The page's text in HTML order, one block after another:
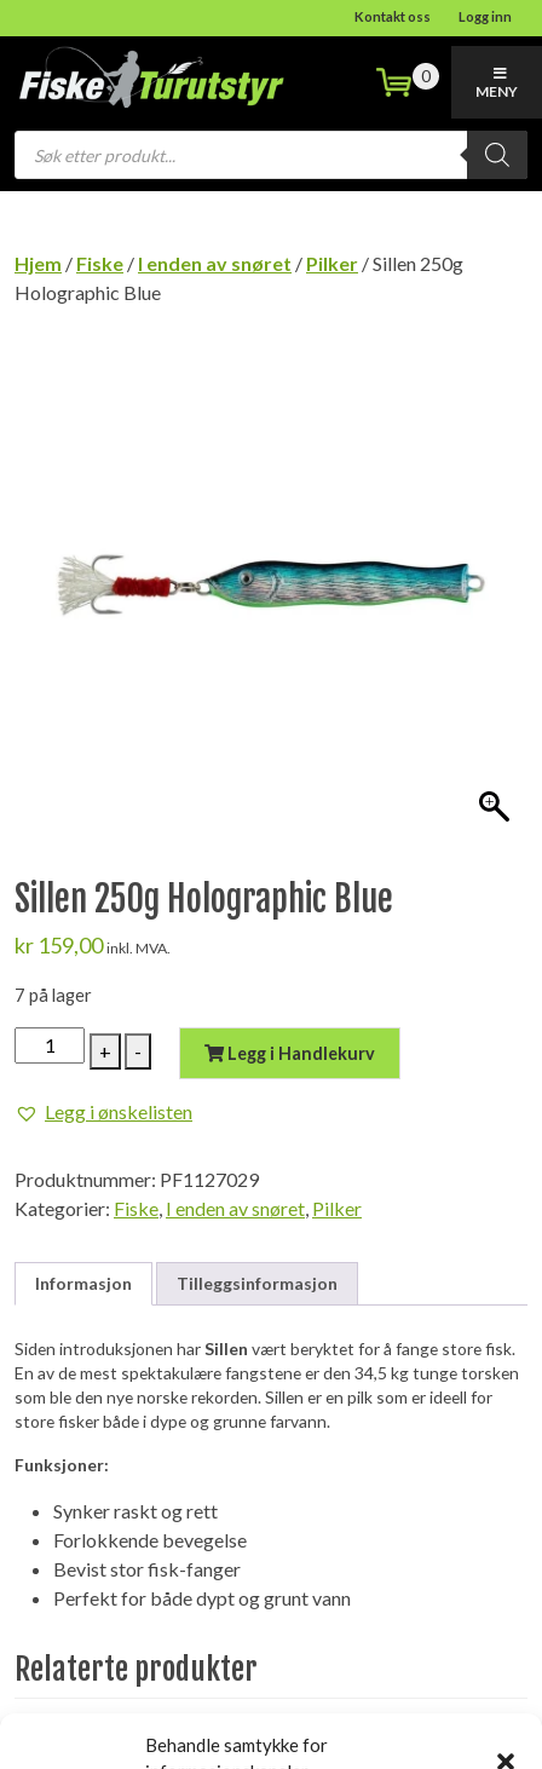
Behandle samtykke for
Kontakt oss Logg inn
Products
search
0
MENY
Hjem / Fiske / I enden av snøret / Pilker / Sillen 250g
Holographic Blue
Sillen 250g Holographic Blue
kr 159,00 inkl. MVA.
7 på lager
+
Sillen
250g
Blue
- Legg i Handlekurv
Legg i ønskelisten
Produktnummer: PF1127029
Kategorier: Fiske, I enden av snøret, Pilker
Informasjon Tilleggsinformasjon
Siden introduksjonen harSillen vært beryktet for å fange store fisk.
En av de mest spektakulære fangstene er den 34,5 kg tunge torsken
som ble den nye norske rekorden. Sillen er en pilk som er ideell for
store fisker både i dype og grunne farvann.
Funksjoner:
Synker raskt og rett
Forlokkende bevegelse
Bevist stor fisk-fanger
Perfekt for både dypt og grunt vann
Relaterte produkter
Utsolgt